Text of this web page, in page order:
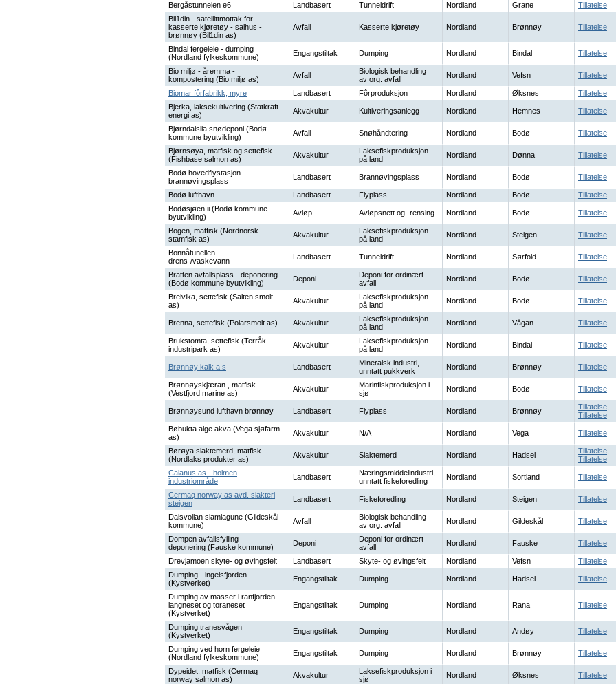
Bergåstunnelen e6
Landbasert Tunneldrift Nordland Grane
Tillatelse
Bil1din - satellittmottak for
kasserte kjøretøy - salhus -
brønnøy (Bil1din as)
Avfall Kasserte kjøretøy Nordland Brønnøy Tillatelse
Bindal fergeleie - dumping
(Nordland fylkeskommune)
Engangstiltak Dumping Nordland Bindal Tillatelse
Bio miljø - åremma -
kompostering (Bio miljø as)
Avfall
Biologisk behandling
av org. avfall
Nordland Vefsn Tillatelse
Biomar fôrfabrikk, myre Landbasert Fôrproduksjon Nordland Øksnes
Tillatelse
Bjerka, laksekultivering (Statkraft
energi as)
Akvakultur Kultiveringsanlegg Nordland Hemnes Tillatelse
Bjørndalslia snødeponi (Bodø
kommune byutvikling)
Avfall Snøhåndtering Nordland Bodø Tillatelse
Bjørnsøya, matfisk og settefisk
(Fishbase salmon as)
Akvakultur
Laksefiskproduksjon
på land
Nordland Dønna Tillatelse
Bodø hovedflystasjon -
brannøvingsplass
Landbasert Brannøvingsplass Nordland Bodø Tillatelse
Bodø lufthavn Landbasert Flyplass Nordland Bodø
Tillatelse
Bodøsjøen ii (Bodø kommune
byutvikling)
Avløp Avløpsnett og -rensing Nordland Bodø Tillatelse
Bogen, matfisk (Nordnorsk
stamfisk as)
Akvakultur
Laksefiskproduksjon
på land
Nordland Steigen Tillatelse
Bonnåtunellen -
drens-/vaskevann
Landbasert Tunneldrift Nordland Sørfold Tillatelse
Bratten avfallsplass - deponering
(Bodø kommune byutvikling)
Deponi
Deponi for ordinært
avfall
Nordland Bodø Tillatelse
Breivika, settefisk (Salten smolt
as)
Akvakultur
Laksefiskproduksjon
på land
Nordland Bodø Tillatelse
Brenna, settefisk (Polarsmolt as) Akvakultur
Laksefiskproduksjon
på land
Nordland Vågan Tillatelse
Brukstomta, settefisk (Terråk
industripark as)
Akvakultur
Laksefiskproduksjon
på land
Nordland Bindal Tillatelse
Brønnøy kalk a.s Landbasert
Mineralsk industri,
unntatt pukkverk
Nordland Brønnøy Tillatelse
Brønnøyskjæran , matfisk
(Vestfjord marine as)
Akvakultur
Marinfiskproduksjon i
sjø
Nordland Bodø Tillatelse
Brønnøysund lufthavn brønnøy Landbasert Flyplass Nordland Brønnøy Tillatelse
Tillatelse
Bøbukta alge akva (Vega sjøfarm
as)
Akvakultur N/A Nordland Vega Tillatelse
Børøya slaktemerd, matfisk
(Nordlaks produkter as)
Akvakultur Slaktemerd Nordland Hadsel Tillatelse
Tillatelse
Calanus as - holmen
industriområde
Landbasert
Næringsmiddelindustri,
unntatt fiskeforedling
Nordland Sortland Tillatelse
Cermaq norway as avd. slakteri
steigen
Landbasert Fiskeforedling Nordland Steigen Tillatelse
Dalsvollan slamlagune (Gildeskål
kommune)
Avfall
Biologisk behandling
av org. avfall
Nordland Gildeskål Tillatelse
Dompen avfallsfylling -
deponering (Fauske kommune)
Deponi
Deponi for ordinært
avfall
Nordland Fauske Tillatelse
Drevjamoen skyte- og øvingsfelt Landbasert Skyte- og øvingsfelt Nordland Vefsn
Tillatelse
Dumping - ingelsfjorden
(Kystverket)
Engangstiltak Dumping Nordland Hadsel Tillatelse
Dumping av masser i ranfjorden -
langneset og toraneset
(Kystverket)
Engangstiltak Dumping Nordland Rana Tillatelse
Dumping tranesvågen
(Kystverket)
Engangstiltak Dumping Nordland Andøy Tillatelse
Dumping ved horn fergeleie
(Nordland fylkeskommune)
Engangstiltak Dumping Nordland Brønnøy Tillatelse
Dypeidet, matfisk (Cermaq
norway salmon as)
Akvakultur
Laksefiskproduksjon i
sjø
Nordland Øksnes Tillatelse